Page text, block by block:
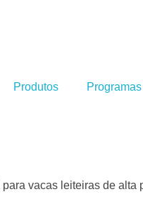
Produtos
vacas leiteiras de alta